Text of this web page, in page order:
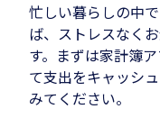
忙しい暮らしの中
ば、ストレスなく
す。まずは家計簿
て支出をキャッシ
みてください。